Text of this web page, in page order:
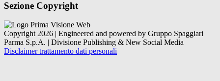
Sezione Copyright
Copyright 2026 | Engineered and powered by Gruppo Spaggiari
Parma S.p.A. | Divisione Publishing & New Social Media
Disclaimer trattamento dati personali